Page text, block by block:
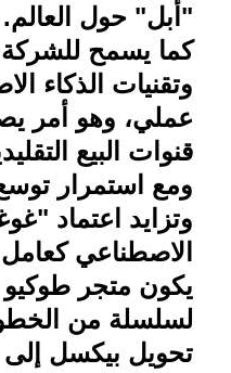
"أبل" حول العالم.
كما يسمح للشركة
وتقنيات الذكاء
عملي، وهو أمر
قنوات البيع
ومع استمرار
وتزايد اعتماد
الاصطناعي
يكون متجر طوكيو
لسلسلة من
تحويل بيكسل